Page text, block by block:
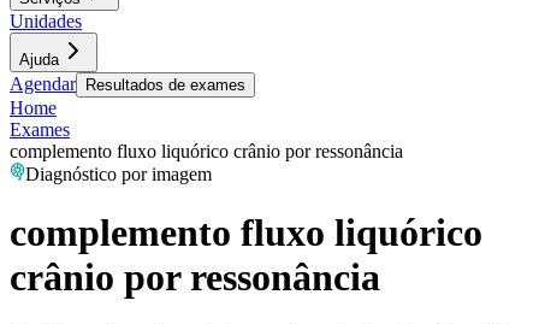
Unidades
Ajuda
Agendar Resultados de exames
Home
Exames
complemento fluxo liquórico crânio por ressonância
Diagnóstico por imagem
complemento fluxo liquórico
crânio por ressonância